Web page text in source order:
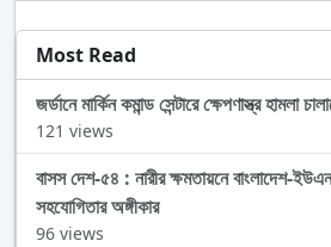
Most Read
জর্ডানে মার্কিন কমান্ড সেন্টারে ক্ষেপণাস্ত্র হামলা
121 views
বাসস দেশ-৫৪ : নারীর ক্ষমতায়নে বাংলাদেশ-
সহযোগিতার অঙ্গীকার
96 views